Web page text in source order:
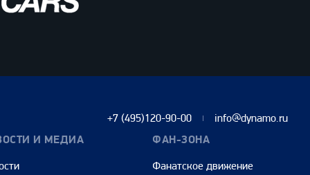
+7 (495)120-90-00 info@dynamo.ru
И МЕДИА ФАН-ЗОНА
Фанатское движение